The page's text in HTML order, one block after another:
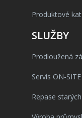
Produktové
SLUŽBY
Prodloužená
Servis ON-
Repase